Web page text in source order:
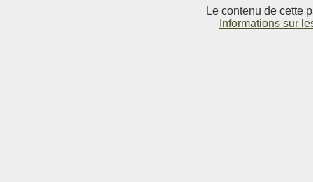
Le contenu de cette
Informations sur